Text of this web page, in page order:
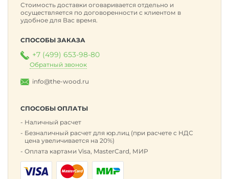
Стоимость доставки оговаривается отдельно и
осуществляется по договоренности с клиентом в
удобное для Вас время.
СПОСОБЫ ЗАКАЗА
+7 (499) 653-98-80
Обратный звонок
info@the-wood.ru
СПОСОБЫ ОПЛАТЫ
Наличный расчет
Безналичный расчет для юр.лиц (при расчете с НДС
цена увеличивается на 20%)
Оплата картами Visa, MasterCard, МИР